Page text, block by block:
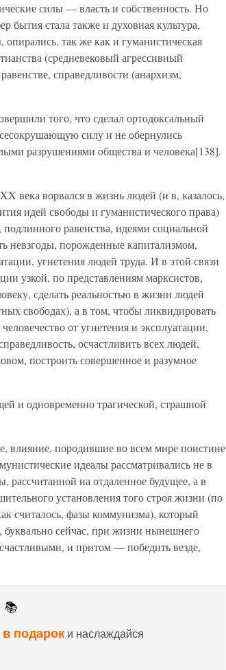
силы — власть и собственность. Но
бытия стала также и духовная культура,
так же как и гуманистическая
(средневековый агрессивный
справедливости (анархизм,
того, что сделал ортодоксальный
силу и не обернулись
разрушениями общества и человека[138].
века ворвался в жизнь людей (и в, казалось,
идей свободы и гуманистического права)
равенства, идеями социальной
невзгоды, порожденные капи­тализмом,
угнетения людей труда. И в этой связи
узкой, по представлениям марксистов,
сделать реальностью в жизни людей
свободах), а в том, что­бы ликвидировать
от угнетения и эксплуатации,
осчастливить всех людей,
построить совершенное и разумное
и од­новременно трагической, страшной
влияние, породившие во всем мире поистине
идеалы рассмат­ривались не в
на отдаленное будущее, а в
установ­ления того строя жизни (по
считалось, фазы коммунизма), который
сейчас, при жизни нынешнего
и притом — победить везде,
📚
подарок и наслаждайся